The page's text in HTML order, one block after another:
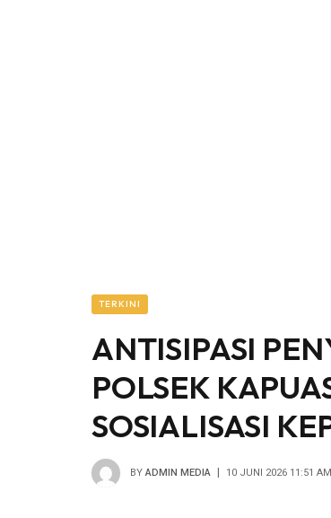
TERKINI
ANTISIPASI
POLSEK
SOSIALISASI
BY ADMIN MEDIA 10 JUNI 2026 11:51 AM